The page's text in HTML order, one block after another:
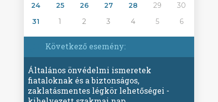
24
25 26 27 28 29
30
31
1 2 3 4 5 6
Következő esemény:
Általános önvédelmi ismeretek
fiataloknak és a biztonságos,
zaklatásmentes légkör lehetőségei -